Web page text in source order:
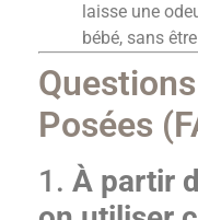
laisse une
bébé, sans
Posées
1. À partir